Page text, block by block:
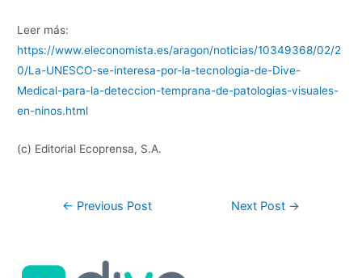
Leer más:
https://www.eleconomista.es/aragon/noticias/10349368/02/2
0/La-UNESCO-se-interesa-por-la-tecnologia-de-Dive-
Medical-para-la-deteccion-temprana-de-patologias-visuales-
en-ninos.html
(c) Editorial Ecoprensa, S.A.
← Previous Post Next Post →